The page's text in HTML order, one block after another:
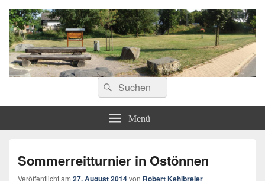
ostoennen.deSuchen
nach:
Suchen
Menü
Sommerreitturnier in Ostönnen
Veröffentlicht am 27. August 2014von Robert Kehlbreier